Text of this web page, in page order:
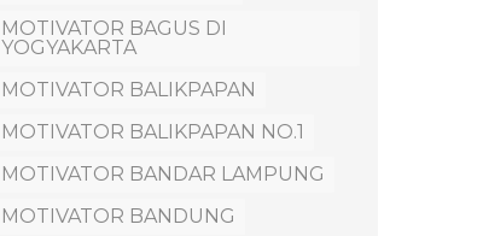
MOTIVATOR BAGUS DI
YOGYAKARTA
MOTIVATOR BALIKPAPAN
MOTIVATOR BALIKPAPAN NO.1
MOTIVATOR BANDAR LAMPUNG
MOTIVATOR BANDUNG